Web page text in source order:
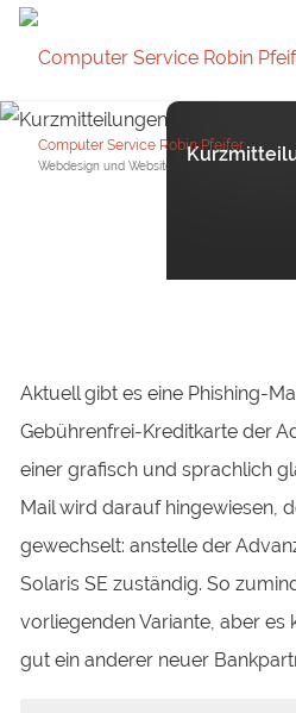
Computer Service Robin Pfeifer
Webdesign und Websitepflege in Remscheid
Aktuell gibt es eine Phishing-
Gebührenfrei-Kreditkarte der
einer grafisch und sprachlich
Mail wird darauf hingewiesen,
gewechselt: anstelle der
Solaris SE zuständig. So
vorliegenden Variante, aber es
gut ein anderer neuer